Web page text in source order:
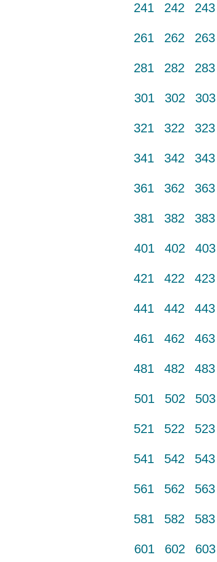
241 242
261 262
281 282
301 302
321 322
341 342
361 362
381 382
401 402
421 422
441 442
461 462
481 482
501 502
521 522
541 542
561 562
581 582
601 602